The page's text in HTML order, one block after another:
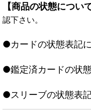
【商品の状態について
認下さい。
●カードの状態表記
●鑑定済カードの状
●スリーブの状態表